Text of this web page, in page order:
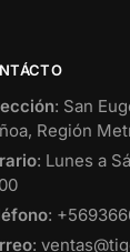
: San
Región
: Lunes a
:
: